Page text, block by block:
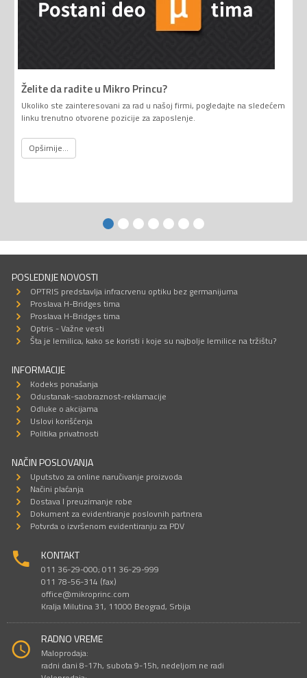
Želite da radite u Mikro Princu?
Ukoliko ste zainteresovani za rad u našoj firmi, pogledajte na sledećem
linku trenutno otvorene pozicije za zaposlenje.
Opširnije...
POSLEDNJE NOVOSTI
OPTRIS predstavlja infracrvenu optiku bez germanijuma
Proslava H-Bridges tima
Proslava H-Bridges tima
Optris - Važne vesti
Šta je lemilica, kako se koristi i koje su najbolje lemilice na tržištu?
INFORMACIJE
Kodeks ponašanja
Odustanak-saobraznost-reklamacije
Odluke o akcijama
Uslovi korišćenja
Politika privatnosti
NAČIN POSLOVANJA
Uputstvo za online naručivanje proizvoda
Načini plaćanja
Dostava I preuzimanje robe
Dokument za evidentiranje poslovnih partnera
Potvrda o izvršenom evidentiranju za PDV
KONTAKT
011 36-29-000; 011 36-29-999
011 78-56-314 (fax)
office@mikroprinc.com
Kralja Milutina 31, 11000 Beograd, Srbija
RADNO VREME
Maloprodaja:
radni dani 8-17h, subota 9-15h, nedeljom ne radi